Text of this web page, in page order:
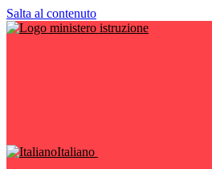
Salta al contenuto
Italiano